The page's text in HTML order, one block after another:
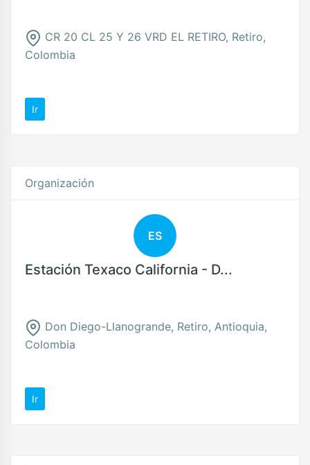
CR 20 CL 25 Y 26 VRD EL RETIRO, Retiro,
Colombia
Ir
Organización
ES
Estación Texaco California - D...
Don Diego-Llanogrande, Retiro, Antioquia,
Colombia
Ir